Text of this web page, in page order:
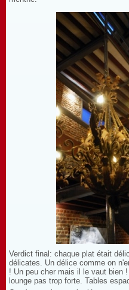
Verdict final: chaque plat était
délicates. Un délice comme on
! Un peu cher mais il le vaut bien
lounge pas trop forte. Tables